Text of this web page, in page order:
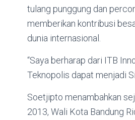
tulang punggung dan
memberikan kontribusi
dunia internasional.
“Saya berharap dari ITB
Teknopolis dapat menjadi
Soetjipto menambahkan
2013, Wali Kota Bandung